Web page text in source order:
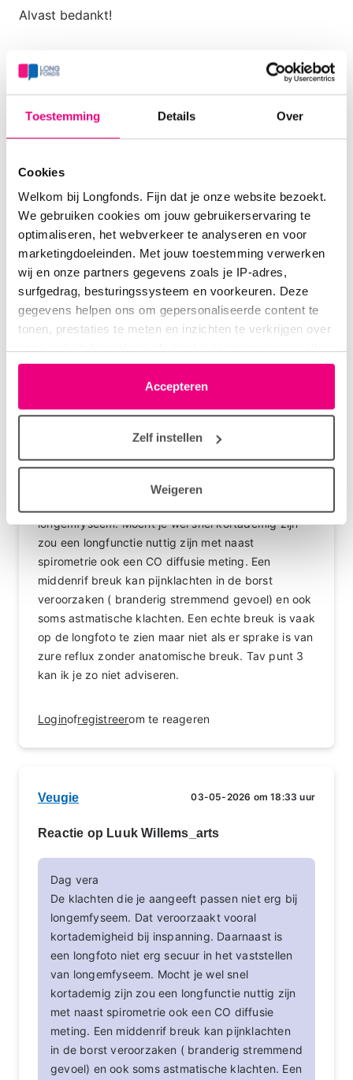
Toestemming Details Over
Cookies
Welkom bij Longfonds. Fijn dat je onze website bezoekt.
We gebruiken cookies om jouw gebruikerservaring te
optimaliseren, het webverkeer te analyseren en voor
marketingdoeleinden. Met jouw toestemming verwerken
wij en onze partners gegevens zoals je IP-adres,
surfgedrag, besturingssysteem en voorkeuren. Deze
gegevens helpen ons om gepersonaliseerde content te
tonen, prestaties te meten en inzichten te verkrijgen over
moment wijzigen of intrekken via het cookie-icoontje
linksonder elke pagina. De lijst met partners is te vinden
in het tabblad “details”.
Accepteren
Zelf instellen
Weigeren
Alvast bedankt!
Groetjes,
Vera
Loginof
registreerom
te reageren
Naar de
laatste
reactie
gaan?
Luuk Willems_arts
De klachten die je aangeeft passen niet erg bij
longemfyseem. Dat veroorzaakt vooral
kortademigheid bij inspanning. Daarnaast is een
longemfyseem. Mocht je wel snel kortademig zijn
zou een longfunctie nuttig zijn met naast
spirometrie ook een CO diffusie meting. Een
middenrif breuk kan pijnklachten in de borst
veroorzaken ( branderig stremmend gevoel) en ook
soms astmatische klachten. Een echte breuk is vaak
op de longfoto te zien maar niet als er sprake is van
zure reflux zonder anatomische breuk. Tav punt 3
kan ik je zo niet adviseren.
Loginofregistreerom te reageren
Veugie 03-05-2026 om 18:33 uur
Reactie op Luuk Willems_arts
Dag vera
De klachten die je aangeeft passen niet erg bij
longemfyseem. Dat veroorzaakt vooral
kortademigheid bij inspanning. Daarnaast is
een longfoto niet erg secuur in het vaststellen
van longemfyseem. Mocht je wel snel
kortademig zijn zou een longfunctie nuttig zijn
met naast spirometrie ook een CO diffusie
meting. Een middenrif breuk kan pijnklachten
in de borst veroorzaken ( branderig stremmend
gevoel) en ook soms astmatische klachten. Een